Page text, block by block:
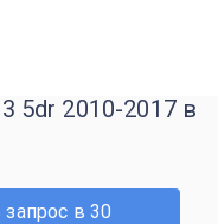
5dr 2010-2017 в
в 30